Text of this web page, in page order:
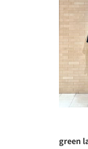
green